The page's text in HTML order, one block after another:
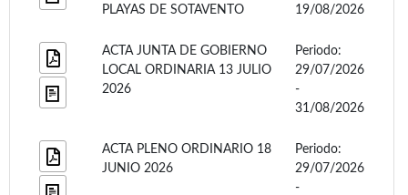
PLAYAS DE SOTAVENTO
19/08/2026
ACTA JUNTA DE GOBIERNO
LOCAL ORDINARIA 13 JULIO
2026
Periodo:
29/07/2026
-
31/08/2026
ACTA PLENO ORDINARIO 18
JUNIO 2026
Periodo:
29/07/2026
-